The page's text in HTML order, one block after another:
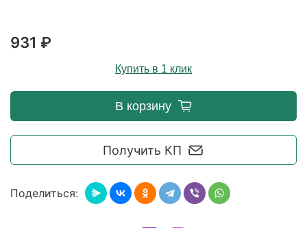
931 ₽
Купить в 1 клик
Получить КП
В корзину
Поделиться: